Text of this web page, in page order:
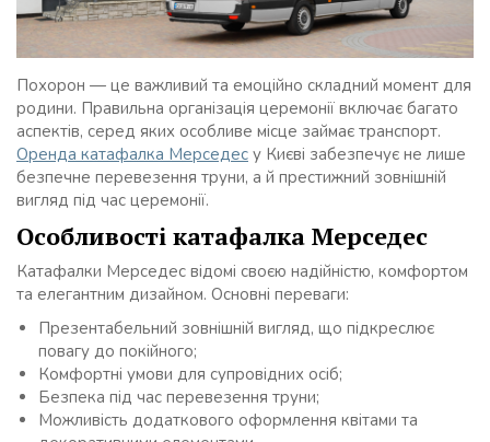
Похорон — це важливий та емоційно складний момент для
родини. Правильна організація церемонії включає багато
аспектів, серед яких особливе місце займає транспорт.
Оренда катафалка Мерседес у Києві забезпечує не лише
безпечне перевезення труни, а й престижний зовнішній
вигляд під час церемонії.
Особливості катафалка Мерседес
Катафалки Мерседес відомі своєю надійністю, комфортом
та елегантним дизайном. Основні переваги:
Презентабельний зовнішній вигляд, що підкреслює
повагу до покійного;
Комфортні умови для супровідних осіб;
Безпека під час перевезення труни;
Можливість додаткового оформлення квітами та